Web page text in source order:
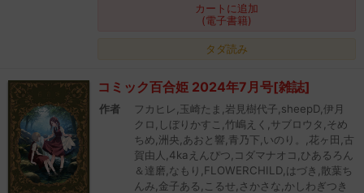
カートに追加
(電子書籍)
タダ読み
コミック百合姫 2024年7月号[雑誌]
作者
フカヒレ,玉崎たま,岩見樹代子,sheepD,伊月
クロ,しぼりかすこ,竹嶋えく,サブロウタ,そめ
ちめ,洲央,あおと響,青乃下,いのり。,花ヶ田,古
賀由人,4kaえんぴつ,コダマナオコ,ひあるろん
＆達磨,なもり,FLOWERCHILD,はづき,散葉ち
んみ,金子ある,こるせ,さかさな,かしわぎつき